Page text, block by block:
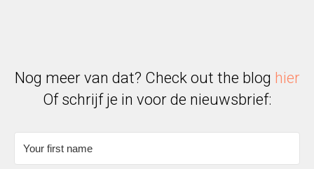
Nog meer van dat? Check out the blog hier
Of schrijf je in voor de nieuwsbrief: